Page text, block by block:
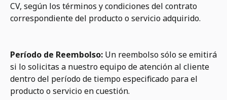
CV, según los términos y condiciones del contrato
correspondiente del producto o servicio adquirido.
Período de Reembolso: Un reembolso sólo se emitirá
si lo solicitas a nuestro equipo de atención al cliente
dentro del período de tiempo especificado para el
producto o servicio en cuestión.